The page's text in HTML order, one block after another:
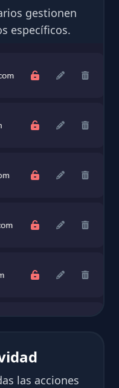
gestionen
específicos.
las acciones